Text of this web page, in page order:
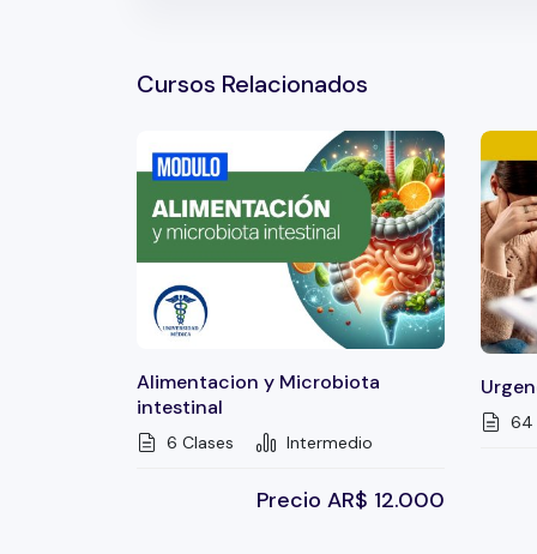
años (575 pts)
Conclusiones
Cursos Relacionados
Alimentacion y Microbiota
intestinal
6 Clases Intermedio
Precio AR$ 12.000
64